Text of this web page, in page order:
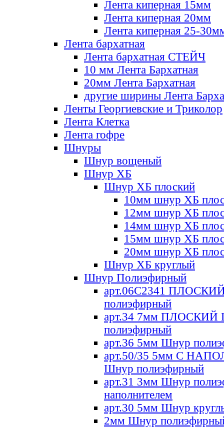
Лента киперная 15мм
Лента киперная 20мм
Лента киперная 25-
Лента бархатная
Лента бархатная СТЕЙЧ
10 мм Лента Бархатная
20мм Лента Бархатная
другие ширины Лента
Ленты Георгиевские и Триколор
Лента Клетка
Лента гофре
Шнуры
Шнур вощеный
Шнур ХБ
Шнур ХБ плоский
10мм шнур ХБ
12мм шнур ХБ
14мм шнур ХБ
15мм шнур ХБ
20мм шнур ХБ
Шнур ХБ круглый
Шнур Полиэфирный
арт.06С2341
полиэфирный
арт.34 7мм ПЛОСКИЙ
полиэфирный
арт.36 5мм Шнур
арт.50/35 5мм С
Шнур полиэфирный
арт.31 3мм Шнур
наполнителем
арт.30 5мм Шнур
2мм Шнур